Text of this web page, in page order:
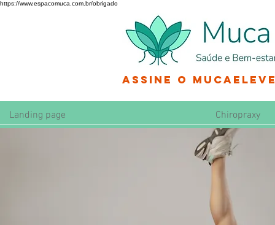
https://www.espacomuca.com.br/obrigado
Assine o
Landing page Chiropraxy